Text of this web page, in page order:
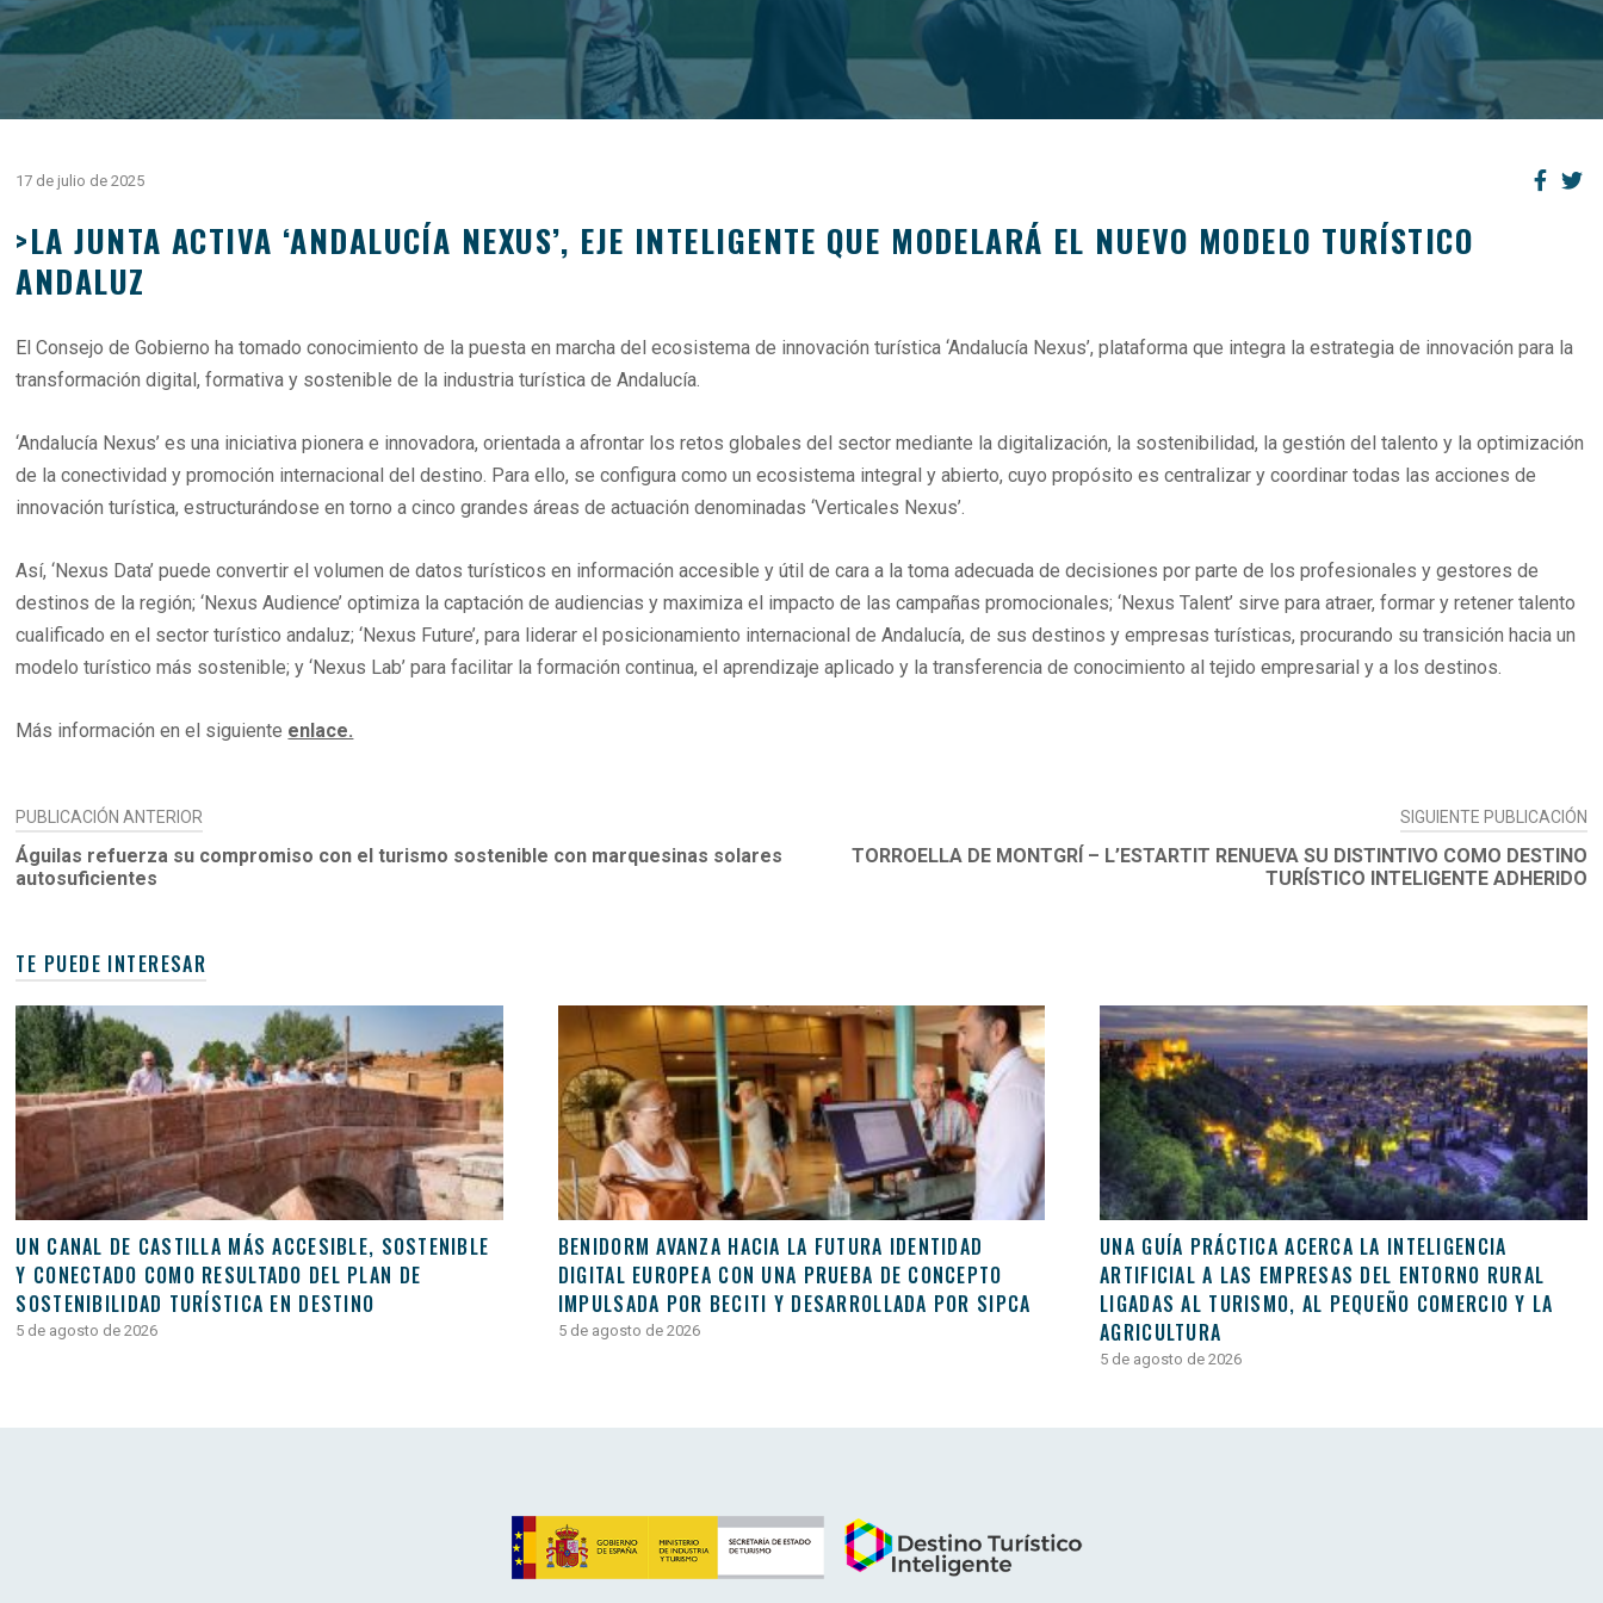
17 de julio de 2025
>LA JUNTA ACTIVA ‘ANDALUCÍA NEXUS’, EJE INTELIGENTE QUE MODELARÁ EL NUEVO MODELO TURÍSTICO
ANDALUZ
El Consejo de Gobierno ha tomado conocimiento de la puesta en marcha del ecosistema de innovación turística ‘Andalucía Nexus’, plataforma que integra la estrategia de innovación para la
transformación digital, formativa y sostenible de la industria turística de Andalucía.
‘Andalucía Nexus’ es una iniciativa pionera e innovadora, orientada a afrontar los retos globales del sector mediante la digitalización, la sostenibilidad, la gestión del talento y la optimización
de la conectividad y promoción internacional del destino. Para ello, se configura como un ecosistema integral y abierto, cuyo propósito es centralizar y coordinar todas las acciones de
innovación turística, estructurándose en torno a cinco grandes áreas de actuación denominadas ‘Verticales Nexus’.
Así, ‘Nexus Data’ puede convertir el volumen de datos turísticos en información accesible y útil de cara a la toma adecuada de decisiones por parte de los profesionales y gestores de
destinos de la región; ‘Nexus Audience’ optimiza la captación de audiencias y maximiza el impacto de las campañas promocionales; ‘Nexus Talent’ sirve para atraer, formar y retener talento
cualificado en el sector turístico andaluz; ‘Nexus Future’, para liderar el posicionamiento internacional de Andalucía, de sus destinos y empresas turísticas, procurando su transición hacia un
modelo turístico más sostenible; y ‘Nexus Lab’ para facilitar la formación continua, el aprendizaje aplicado y la transferencia de conocimiento al tejido empresarial y a los destinos.
Más información en el siguiente enlace.
NAVEGACIÓN
DE
ENTRADAS
PUBLICACIÓN ANTERIOR
Águilas refuerza su compromiso con el turismo sostenible con marquesinas solares
autosuficientes
SIGUIENTE PUBLICACIÓN
TORROELLA DE MONTGRÍ – L’ESTARTIT RENUEVA SU DISTINTIVO COMO DESTINO
TURÍSTICO INTELIGENTE ADHERIDO
TE PUEDE INTERESAR
UN CANAL DE CASTILLA MÁS ACCESIBLE, SOSTENIBLE
Y CONECTADO COMO RESULTADO DEL PLAN DE
SOSTENIBILIDAD TURÍSTICA EN DESTINO
5 de agosto de 2026
BENIDORM AVANZA HACIA LA FUTURA IDENTIDAD
DIGITAL EUROPEA CON UNA PRUEBA DE CONCEPTO
IMPULSADA POR BECITI Y DESARROLLADA POR SIPCA
5 de agosto de 2026
UNA GUÍA PRÁCTICA ACERCA LA INTELIGENCIA
ARTIFICIAL A LAS EMPRESAS DEL ENTORNO RURAL
LIGADAS AL TURISMO, AL PEQUEÑO COMERCIO Y LA
AGRICULTURA
5 de agosto de 2026